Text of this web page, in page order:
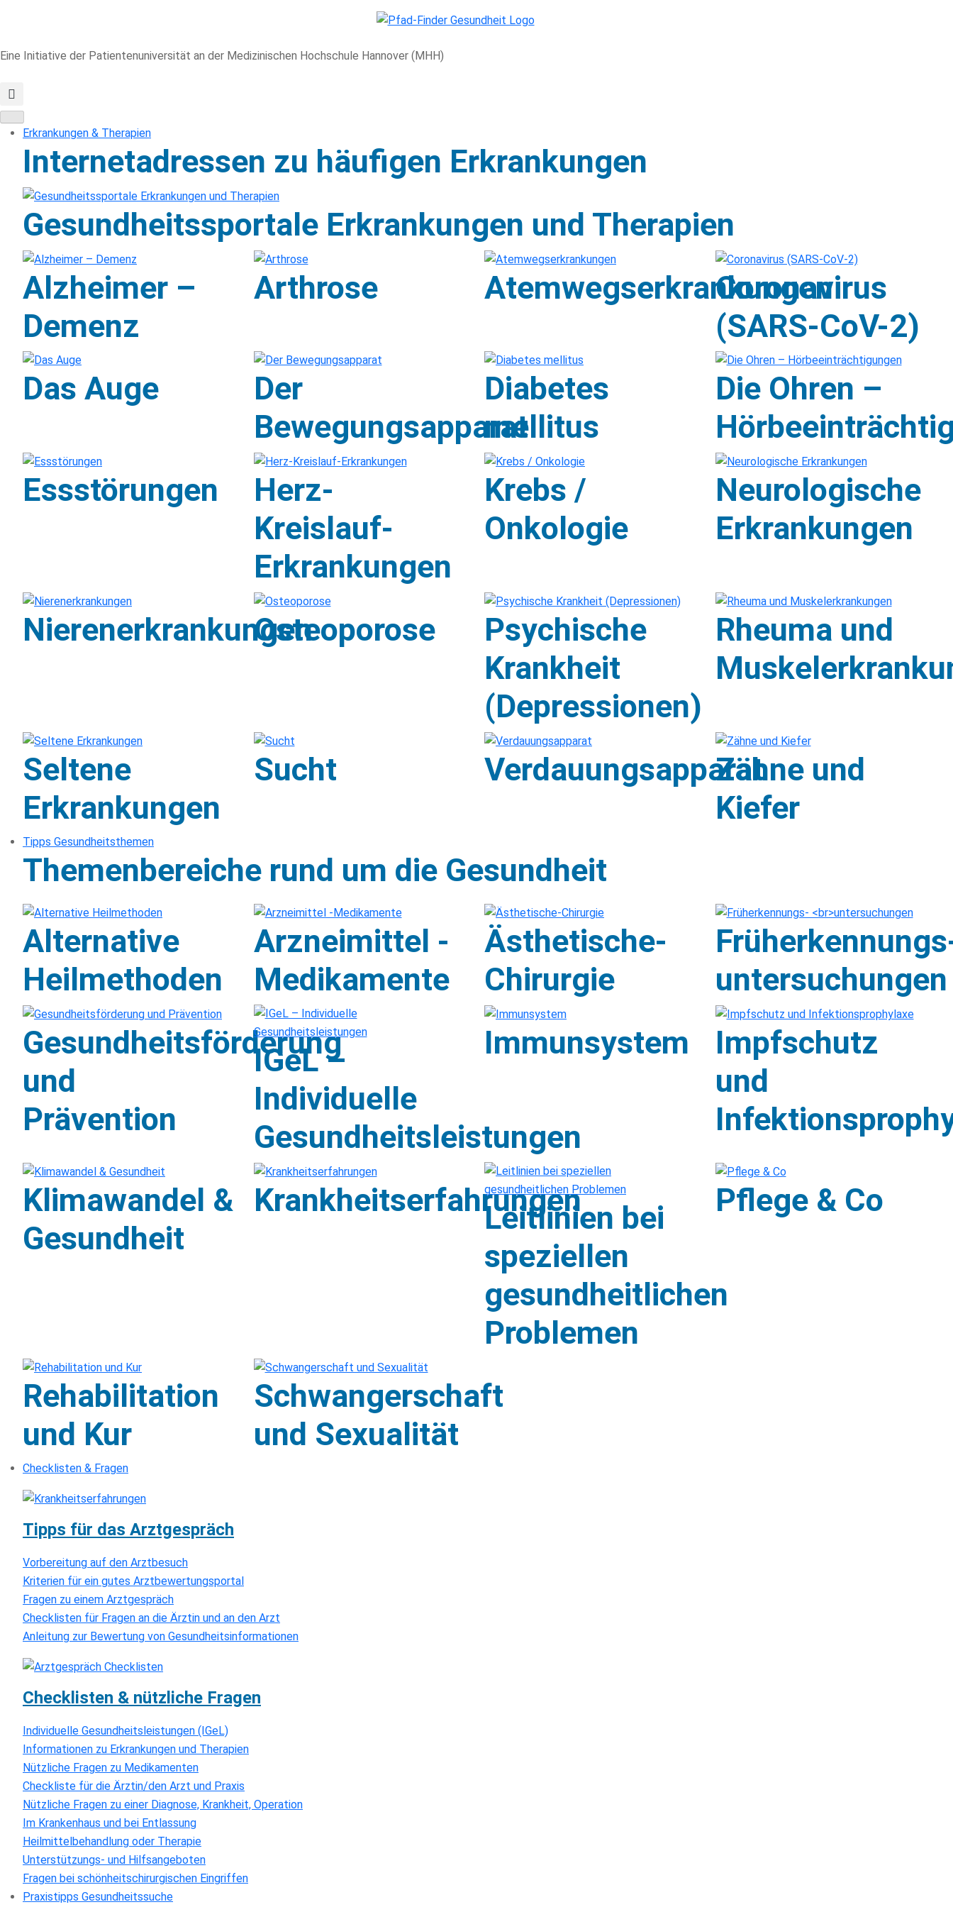
Eine Initiative der Patientenuniversität an der Medizinischen Hochschule Hannover (MHH)
Erkrankungen & Therapien
Internetadressen zu häufigen Erkrankungen
Gesundheitssportale Erkrankungen und Therapien
Alzheimer –
Demenz
Arthrose Atemwegserkrankungen
Coronavirus
(SARS-CoV-2)
Das Auge
Der
Bewegungsapparat
Diabetes
mellitus
Die Ohren –
Essstörungen
Herz-
Kreislauf-
Erkrankungen
Krebs /
Onkologie
Neurologische
Erkrankungen
NierenerkrankungenOsteoporose
Psychische
Krankheit
(Depressionen)
Rheuma und
Seltene
Erkrankungen
Sucht VerdauungsapparatZähne und
Kiefer
Tipps Gesundheitsthemen
Themenbereiche rund um die Gesundheit
Alternative
Heilmethoden
Arzneimittel -
Medikamente
Ästhetische-
Chirurgie
untersuchungen
Gesundheitsförderung
und
Prävention
IGeL –
Individuelle
Gesundheitsleistungen
Immunsystem
Impfschutz
und
Klimawandel &
Gesundheit
Krankheitserfahrungen
Leitlinien bei
speziellen
gesundheitlichen
Problemen
Pflege & Co
Rehabilitation
und Kur
Schwangerschaft
und Sexualität
Checklisten & Fragen
Tipps für das Arztgespräch
Vorbereitung auf den Arztbesuch
Kriterien für ein gutes Arztbewertungsportal
Fragen zu einem Arztgespräch
Checklisten für Fragen an die Ärztin und an den Arzt
Anleitung zur Bewertung von Gesundheitsinformationen
Checklisten & nützliche Fragen
Individuelle Gesundheitsleistungen (IGeL)
Informationen zu Erkrankungen und Therapien
Nützliche Fragen zu Medikamenten
Checkliste für die Ärztin/den Arzt und Praxis
Nützliche Fragen zu einer Diagnose, Krankheit, Operation
Im Krankenhaus und bei Entlassung
Heilmittelbehandlung oder Therapie
Unterstützungs- und Hilfsangeboten
Fragen bei schönheitschirurgischen Eingriffen
Praxistipps Gesundheitssuche